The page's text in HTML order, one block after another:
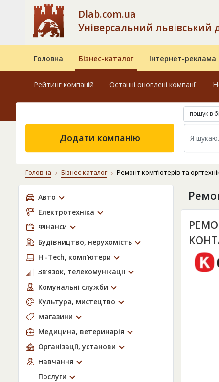
Dlab.com.ua
Універсальний львівський
Головна Бізнес-каталог Інтернет-реклама
Рейтинг компаній Останні оновлені компанії
пошук в
Додати компанію
Головна Бізнес-каталог Ремонт комп’ютерів та
Авто
Електротехніка
Фінанси
Будівництво, нерухомість
Hi-Tech, комп’ютери
Зв’язок, телекомунікації
Комунальні служби
Культура, мистецтво
Магазини
Медицина, ветеринарія
Організації, установи
Навчання
Послуги